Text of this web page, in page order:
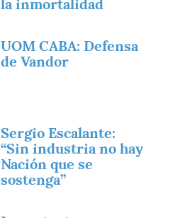
la inmortalidad
UOM CABA: Defensa
de Vandor
Sergio Escalante:
“Sin industria no hay
Nación que se
sostenga”